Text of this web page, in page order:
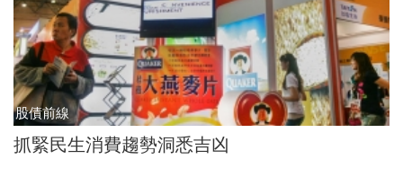
股債前線
抓緊民生消費趨勢洞悉吉凶